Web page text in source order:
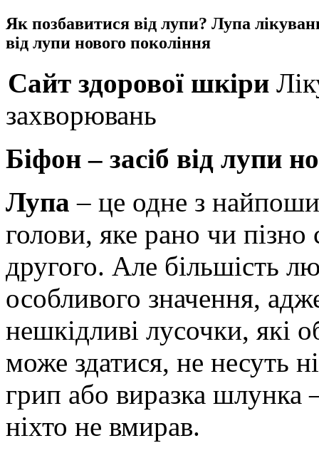
Як позбавитися від лупи? Лупа
від лупи нового покоління
Сайт здорової шкіри
захворювань
Біфон – засіб від лупи
Лупа– це одне з
голови, яке рано чи
другого. Але більшість
особливого значення,
нешкідливі лусочки, які
може здатися, не несуть
грип або виразка шлунка
ніхто не вмирав.